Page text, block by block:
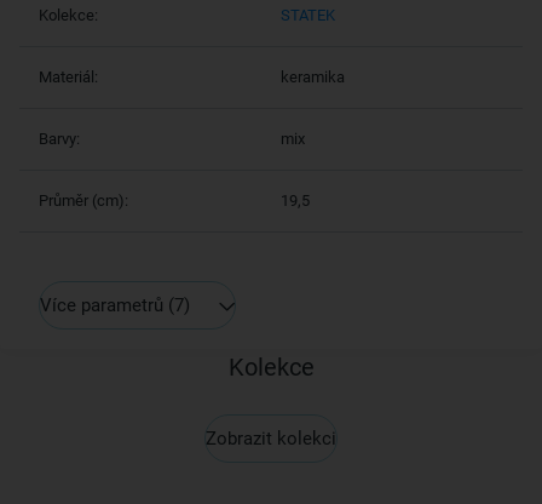
Kolekce: STATEK
Materiál: keramika
Barvy: mix
Průměr (cm): 19,5
Více parametrů (7)
Kolekce
Zobrazit kolekci